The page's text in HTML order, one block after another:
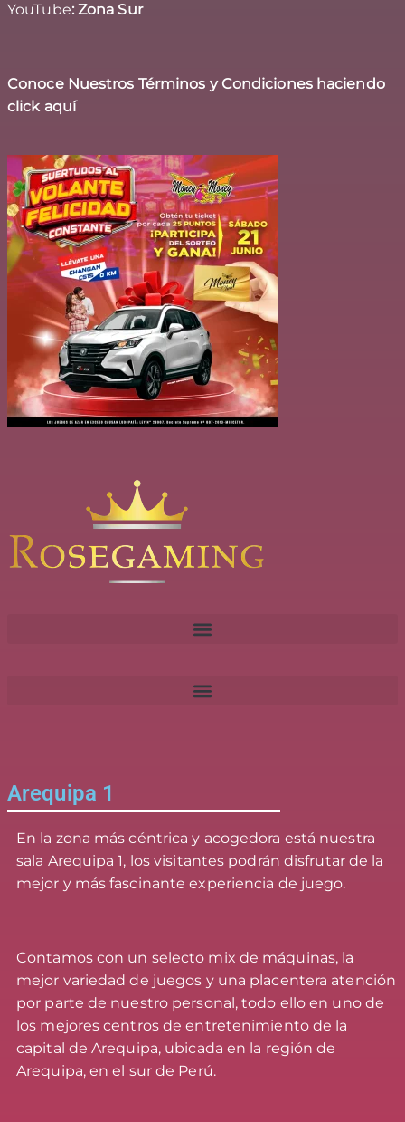
YouTube: Zona Sur
Conoce Nuestros Términos y Condiciones haciendo
click aquí
Arequipa 1
En la zona más céntrica y acogedora está nuestra
sala Arequipa 1, los visitantes podrán disfrutar de la
mejor y más fascinante experiencia de juego.
Contamos con un selecto mix de máquinas, la
mejor variedad de juegos y una placentera atención
por parte de nuestro personal, todo ello en uno de
los mejores centros de entretenimiento de la
capital de Arequipa, ubicada en la región de
Arequipa, en el sur de Perú.